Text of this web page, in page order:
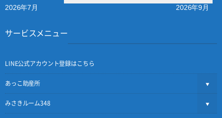
2026年7月 2026年9月
サービスメニュー
LINE公式アカウント登録はこちら
あっこ助産所
みさきルーム348